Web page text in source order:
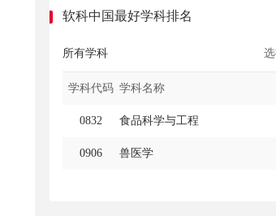
081004 建筑电气与智能化
软科中国最好学科排名
所有学科
学科代码 学科名称
0832 食品科学与工程
0906 兽医学